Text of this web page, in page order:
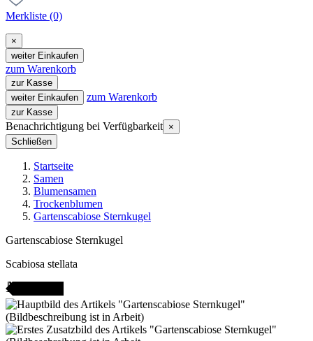
Merkliste (0)
×
weiter Einkaufen
zum Warenkorb
zur Kasse
weiter Einkaufen
zum Warenkorb
zur Kasse
Benachrichtigung bei Verfügbarkeit ×
Schließen
Startseite
Samen
Blumensamen
Trockenblumen
Gartenscabiose Sternkugel
Gartenscabiose Sternkugel
Scabiosa stellata